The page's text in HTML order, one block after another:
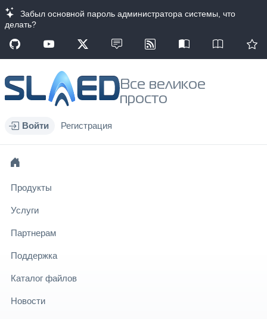
Забыл основной пароль администратора системы, что
делать?
Все великое
просто
Войти Регистрация
Продукты
Услуги
Партнерам
Поддержка
Каталог файлов
Новости